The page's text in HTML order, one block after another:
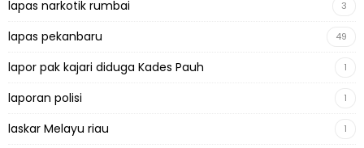
lapas narkotik rumbai 3
lapas pekanbaru 49
lapor pak kajari diduga Kades Pauh 1
laporan polisi 1
laskar Melayu riau 1